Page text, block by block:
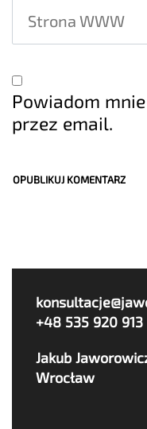
Powiadom
przez email.
+48 535 920 913
Jakub
Wrocław